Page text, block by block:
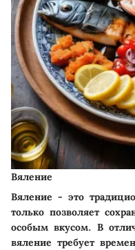
Вяление
Вяление - это
только позволяет
особым вкусом. В
вяление требует